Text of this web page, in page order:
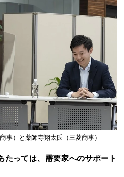
事）と薬師寺翔太氏（三菱商事）
っては、需要家へのサポート